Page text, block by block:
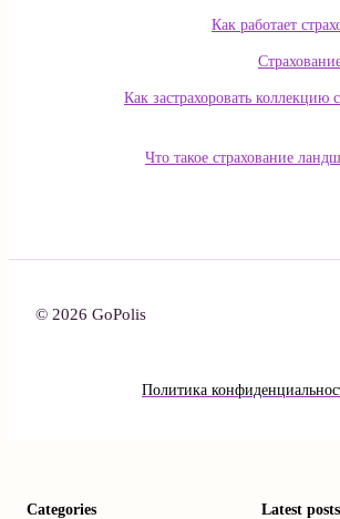
Как работает
Как застрахоровать коллекцию
Что такое страхование
© 2026 GoPolis
Политика
Categories Latest posts